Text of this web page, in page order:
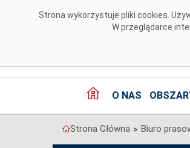
Strona wykorzystuje pliki cookies.
W przeglądarce
O NAS
Strona Główna > Biuro